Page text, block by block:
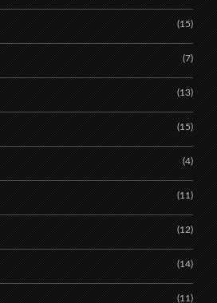
(15)
(7)
(13)
(15)
(4)
(11)
(12)
(14)
(11)